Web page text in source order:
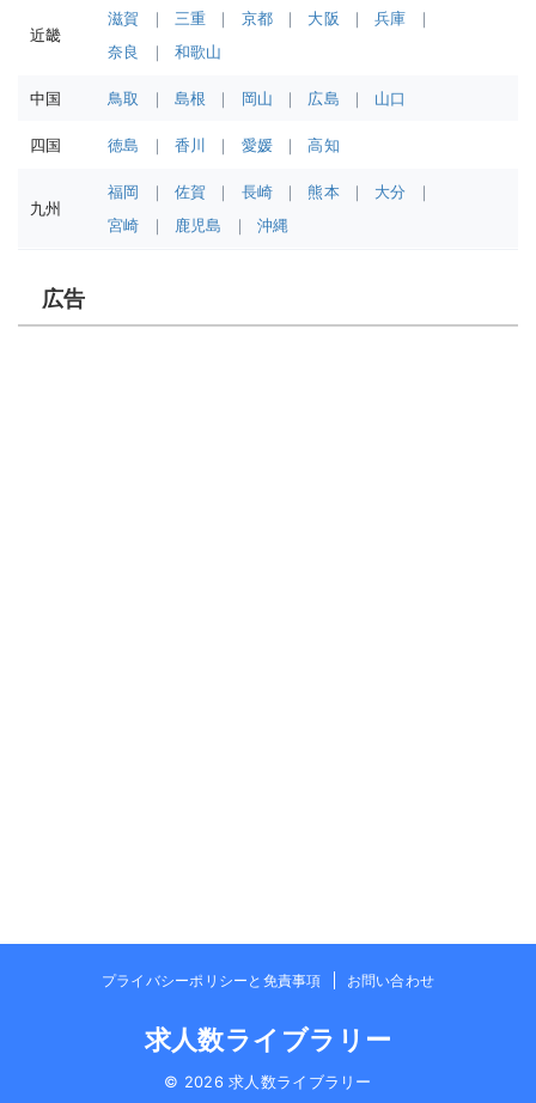
近畿
滋賀 三重 京都 大阪
兵庫
奈良
和歌山
中国 鳥取 島根 岡山 広島 山口
四国 徳島 香川 愛媛 高知
九州
福岡 佐賀 長崎 熊本
大分
宮崎
鹿児島 沖縄
広告
プライバシーポリシーと免責事項 お問い合わせ
求人数ライブラリー
© 2026 求人数ライブラリー